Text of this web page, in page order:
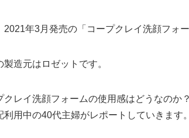
2021年3月発売の「コープクレイ洗顔フォー
造元はロゼットです。
クレイ洗顔フォームの使用感はどうなのか
利用中の40代主婦がレポートしていきます。